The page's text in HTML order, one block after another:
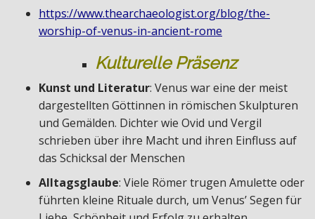
https://www.thearchaeologist.org/blog/the-
worship-of-venus-in-ancient-rome
Kulturelle Präsenz
Kunst und Literatur: Venus war eine der meist
dargestellten Göttinnen in römischen Skulpturen
und Gemälden. Dichter wie Ovid und Vergil
schrieben über ihre Macht und ihren Einfluss auf
das Schicksal der Menschen
Alltagsglaube: Viele Römer trugen Amulette oder
führten kleine Rituale durch, um Venus’ Segen für